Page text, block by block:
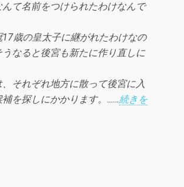
んて名前をつけられたわけなんで
17歳の皇太子に継がれたわけなの
うなると後宮も新たに作り直しに
、それぞれ地方に散って後宮に入
を探しにかかります。……続きを